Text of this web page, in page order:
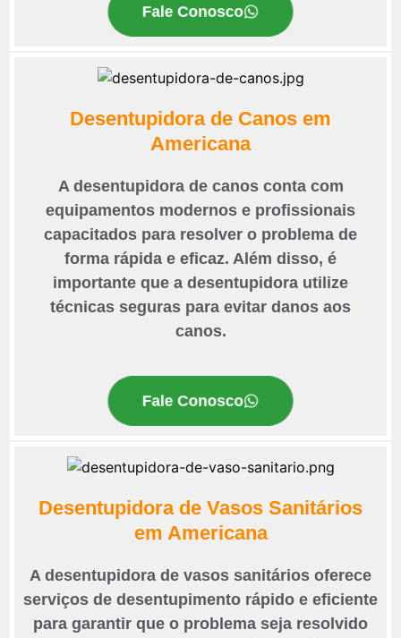
Fale Conosco
Desentupidora de Canos em
Americana
A desentupidora de canos conta com
equipamentos modernos e profissionais
capacitados para resolver o problema de
forma rápida e eficaz. Além disso, é
importante que a desentupidora utilize
técnicas seguras para evitar danos aos
canos.
Fale Conosco
Desentupidora de Vasos Sanitários
em Americana
A desentupidora de vasos sanitários oferece
serviços de desentupimento rápido e eficiente
para garantir que o problema seja resolvido